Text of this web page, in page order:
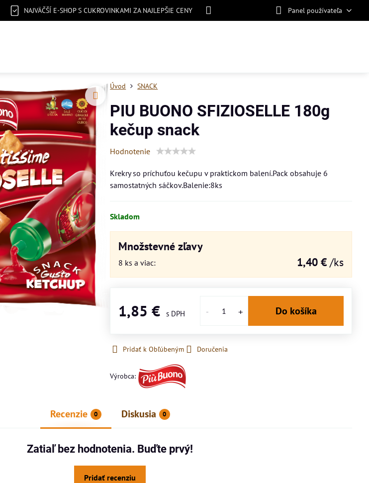
NAJVÄČŠÍ E-SHOP S CUKROVINKAMI ZA NAJLEPŠIE CENY Panel používateľa
Úvod SNACK
PIU BUONO SFIZIOSELLE 180g
kečup snack
Hodnotenie
Krekry so príchuťou kečupu v praktickom balení.Pack obsahuje 6
samostatných sáčkov.Balenie:8ks
Skladom
Množstevné zľavy
8 ks a viac: 1,40 € /ks
1,85 € Do košíka
Pridať k Obľúbeným Doručenia
Výrobca:
Recenzie 0 Diskusia 0
Zatiaľ bez hodnotenia. Buďte prvý!
Pridať recenziu